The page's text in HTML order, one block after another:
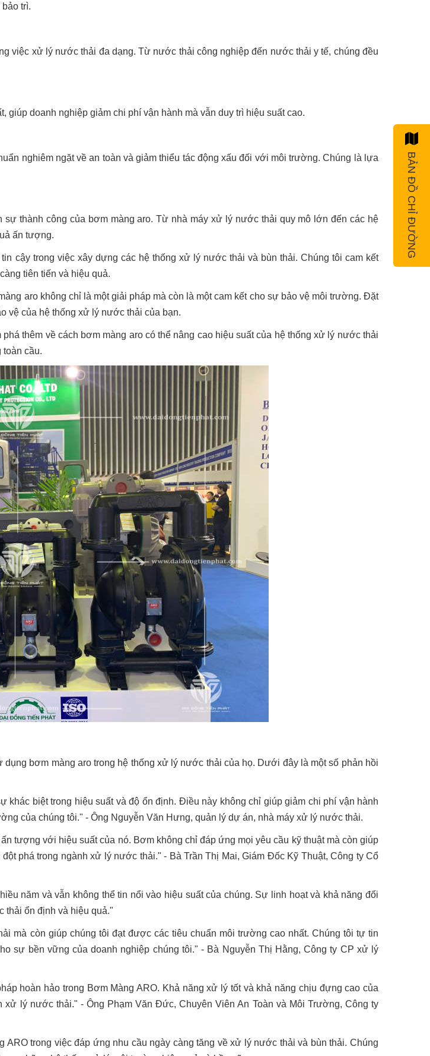
trì.
việc xử lý nước thải đa dạng. Từ nước thải công nghiệp đến nước thải y tế, chúng đều
doanh nghiệp giảm chi phí vận hành mà vẫn duy trì hiệu suất cao.
nghiêm ngặt về an toàn và giảm thiểu tác động xấu đối với môi trường. Chúng là lựa
thành công của bơm màng aro. Từ nhà máy xử lý nước thải quy mô lớn đến các hệ
ấn tượng.
cậy trong việc xây dựng các hệ thống xử lý nước thải và bùn thải. Chúng tôi cam kết
tiên tiến và hiệu quả.
aro không chỉ là một giải pháp mà còn là một cam kết cho sự bảo vệ môi trường. Đặt
vệ của hệ thống xử lý nước thải của bạn.
thêm về cách bơm màng aro có thể nâng cao hiệu suất của hệ thống xử lý nước thải
cầu.
bơm màng aro trong hệ thống xử lý nước thải của họ. Dưới đây là một số phản hồi
biệt trong hiệu suất và độ ổn định. Điều này không chỉ giúp giảm chi phí vận hành
của chúng tôi." - Ông Nguyễn Văn Hưng, quản lý dự án, nhà máy xử lý nước thải.
tượng với hiệu suất của nó. Bơm không chỉ đáp ứng mọi yêu cầu kỹ thuật mà còn giúp
phá trong ngành xử lý nước thải." - Bà Trần Thị Mai, Giám Đốc Kỹ Thuật, Công ty Cổ
năm và vẫn không thể tin nổi vào hiệu suất của chúng. Sự linh hoạt và khả năng đối
thải ổn định và hiệu quả."
mà còn giúp chúng tôi đạt được các tiêu chuẩn môi trường cao nhất. Chúng tôi tự tin
sự bền vững của doanh nghiệp chúng tôi." - Bà Nguyễn Thị Hằng, Công ty CP xử lý
hoàn hảo trong Bơm Màng ARO. Khả năng xử lý tốt và khả năng chịu đựng cao của
lý nước thải." - Ông Phạm Văn Đức, Chuyên Viên An Toàn và Môi Trường, Công ty
trong việc đáp ứng nhu cầu ngày càng tăng về xử lý nước thải và bùn thải. Chúng
BẢN ĐỒ CHỈ ĐƯỜNG